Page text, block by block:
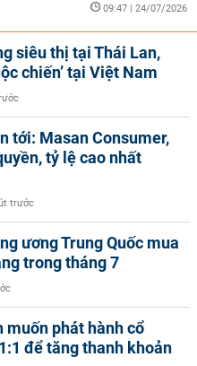
09:47 | 24/07/2026
siêu thị tại Thái Lan,
chiến’ tại Việt Nam
tới: Masan Consumer,
tỷ lệ cao nhất
trước
ương Trung Quốc mua
trong tháng 7
muốn phát hành cổ
để tăng thanh khoản